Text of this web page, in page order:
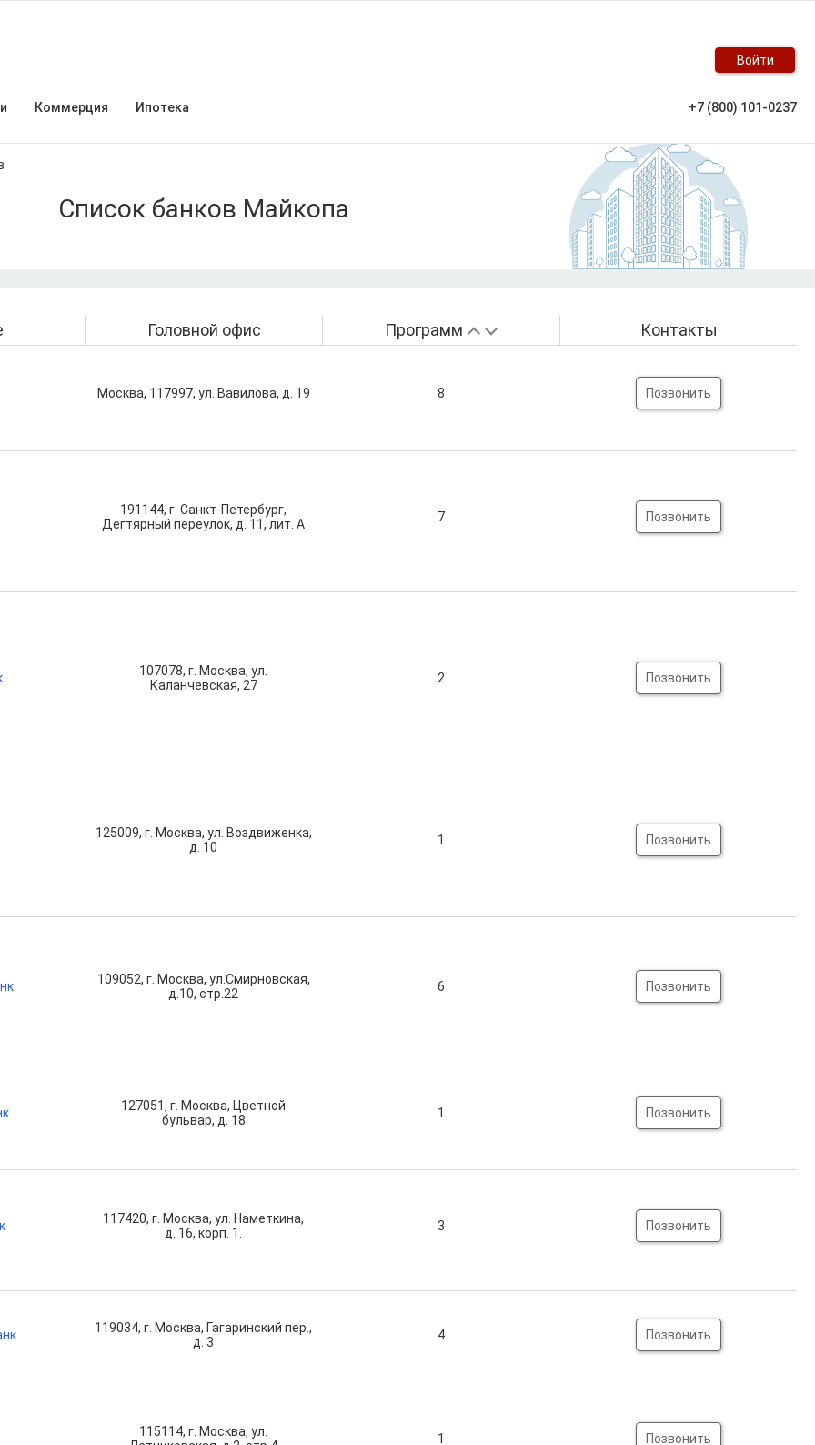
Войти
Коммерция Ипотека +7 (800) 101-0237
Список банков Майкопа
Головной офис Программ Контакты
Москва, 117997, ул. Вавилова, д. 19 8 Позвонить
191144, г. Санкт-Петербург,
Дегтярный переулок, д. 11, лит. А
7 Позвонить
107078, г. Москва, ул.
Каланчевская, 27
2 Позвонить
125009, г. Москва, ул. Воздвиженка,
д. 10
1 Позвонить
109052, г. Москва, ул.Смирновская,
д.10, стр.22
6 Позвонить
127051, г. Москва, Цветной
бульвар, д. 18
1 Позвонить
117420, г. Москва, ул. Наметкина,
д. 16, корп. 1.
3 Позвонить
119034, г. Москва, Гагаринский пер.,
д. 3
4 Позвонить
115114, г. Москва, ул.
1 Позвонить